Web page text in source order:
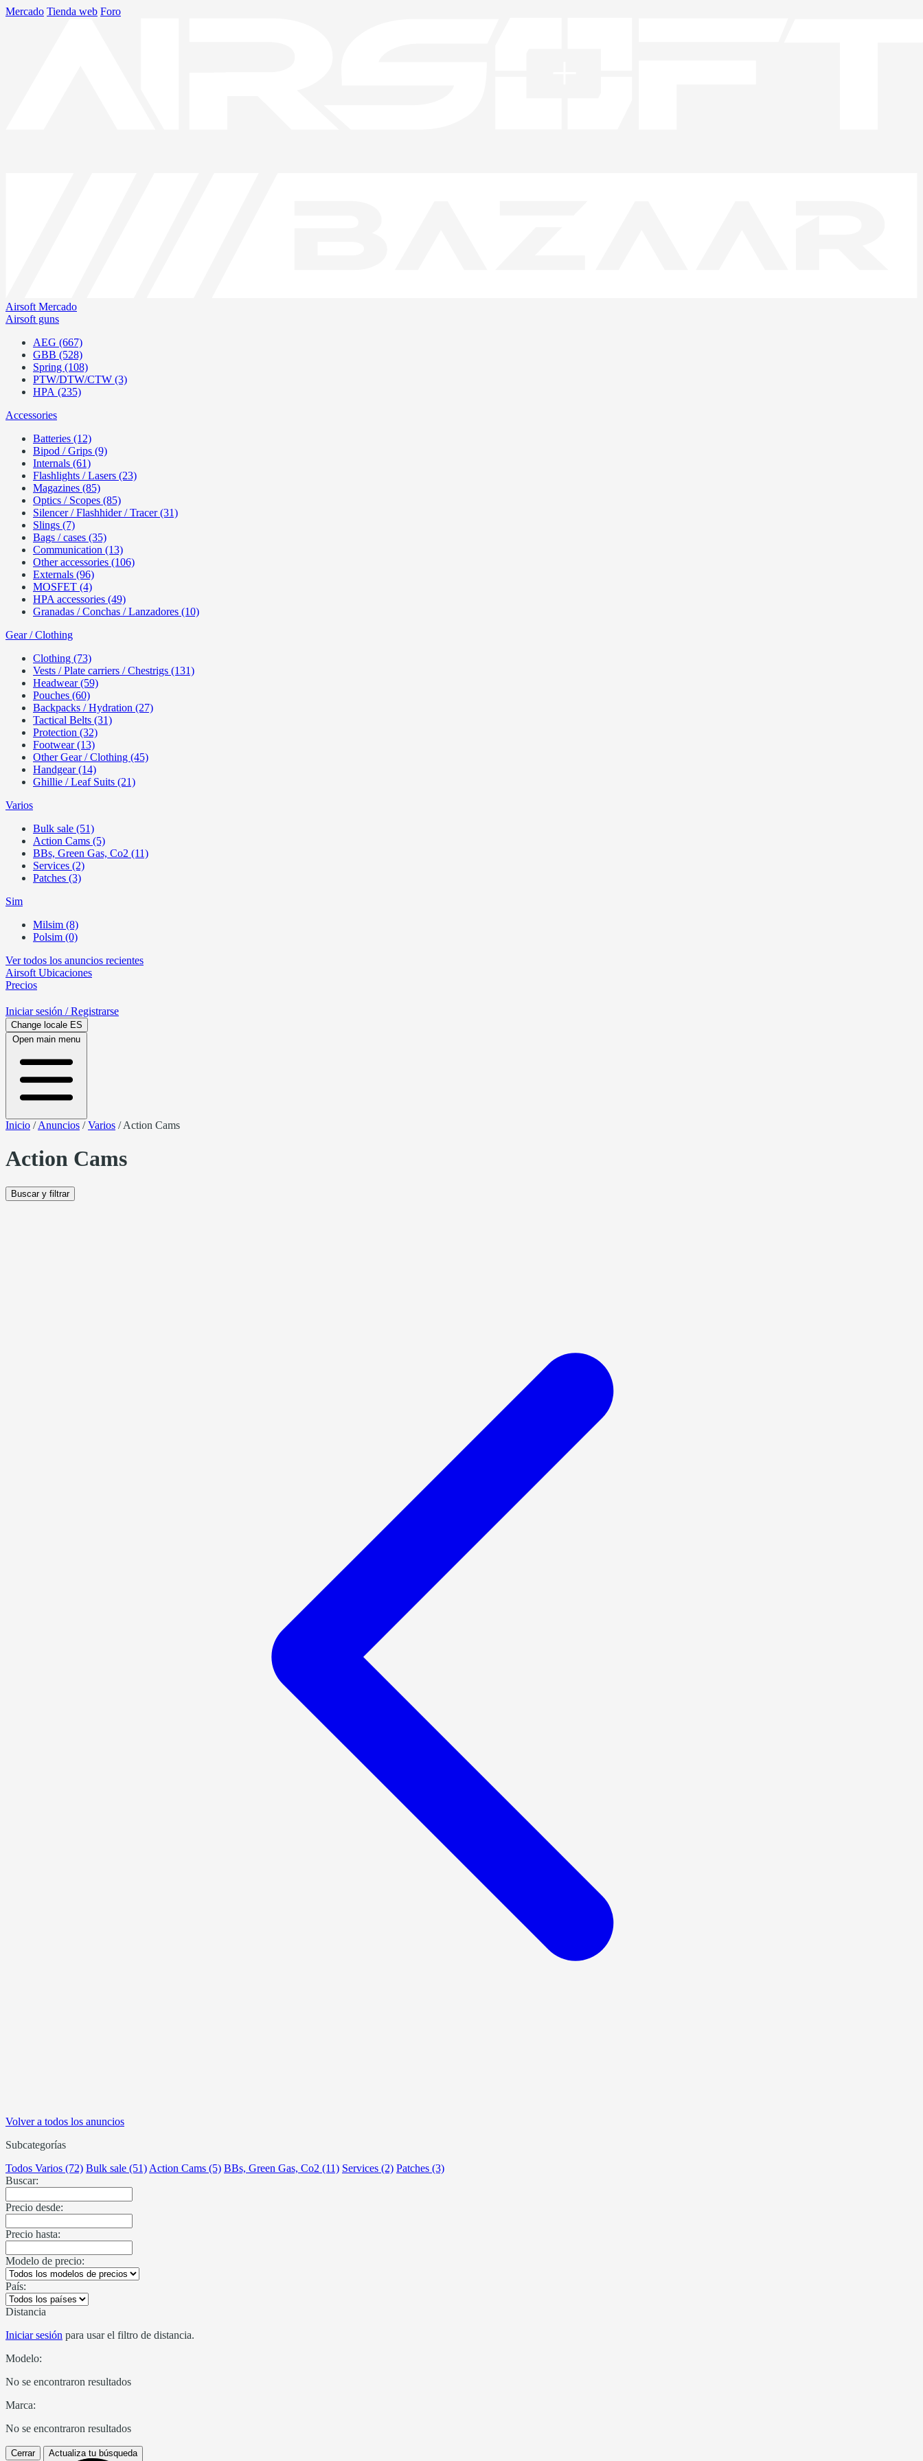
Mercado Tienda web Foro
Airsoft Mercado
Airsoft guns
AEG (667)
GBB (528)
Spring (108)
PTW/DTW/CTW (3)
HPA (235)
Accessories
Batteries (12)
Bipod / Grips (9)
Internals (61)
Flashlights / Lasers (23)
Magazines (85)
Optics / Scopes (85)
Silencer / Flashhider / Tracer (31)
Slings (7)
Bags / cases (35)
Communication (13)
Other accessories (106)
Externals (96)
MOSFET (4)
HPA accessories (49)
Granadas / Conchas / Lanzadores (10)
Gear / Clothing
Clothing (73)
Vests / Plate carriers / Chestrigs (131)
Headwear (59)
Pouches (60)
Backpacks / Hydration (27)
Tactical Belts (31)
Protection (32)
Footwear (13)
Other Gear / Clothing (45)
Handgear (14)
Ghillie / Leaf Suits (21)
Varios
Bulk sale (51)
Action Cams (5)
BBs, Green Gas, Co2 (11)
Services (2)
Patches (3)
Sim
Milsim (8)
Polsim (0)
Ver todos los anuncios recientes
Airsoft Ubicaciones
Precios
Iniciar sesión / Registrarse
Change locale ES
Open main menu
Inicio /Anuncios /Varios /Action Cams
Action Cams
Buscar y filtrar
Volver a todos los anuncios
Subcategorías
Todos Varios (72) Bulk sale (51) Action Cams (5) BBs, Green Gas, Co2 (11) Services (2) Patches (3)
Buscar:
Precio desde:
Precio hasta:
Modelo de precio:
País:
Distancia
Iniciar sesión para usar el filtro de distancia.
Modelo:
No se encontraron resultados
Marca:
No se encontraron resultados
Cerrar Actualiza tu búsqueda